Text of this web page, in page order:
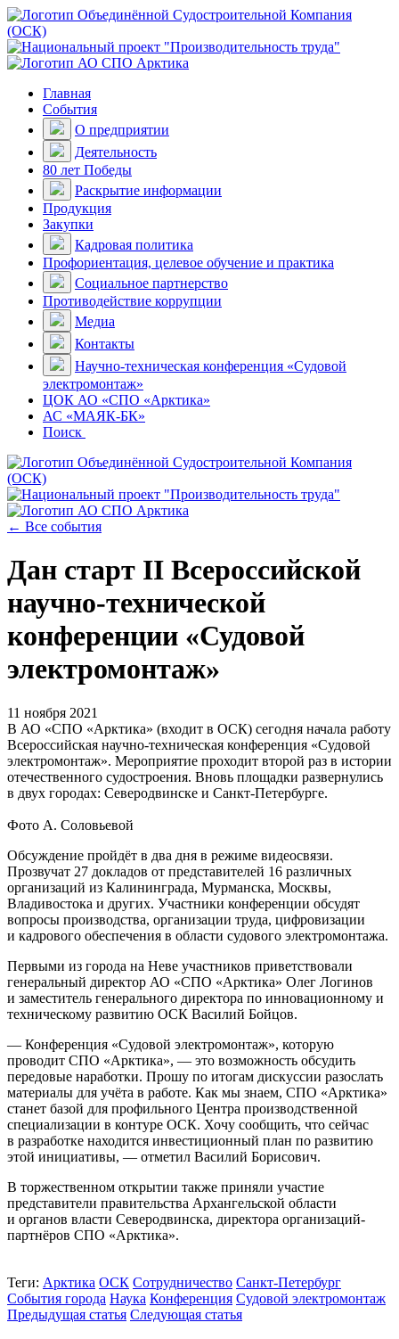
Главная
События
О предприятии
Деятельность
80 лет Победы
Раскрытие информации
Продукция
Закупки
Кадровая политика
Профориентация, целевое обучение и практика
Социальное партнерство
Противодействие коррупции
Медиа
Контакты
Научно-техническая конференция «Судовой
электромонтаж»
ЦОК АО «СПО «Арктика»
АС «МАЯК-БК»
Поиск
← Все события
Дан старт II Всероссийской
научно-технической
конференции «Судовой
электромонтаж»
11 ноября 2021
В АО «СПО «Арктика» (входит в ОСК) сегодня начала работу
Всероссийская научно-техническая конференция «Судовой
электромонтаж». Мероприятие проходит второй раз в истории
отечественного судостроения. Вновь площадки развернулись
в двух городах: Северодвинске и Санкт-Петербурге.
Фото А. Соловьевой
Обсуждение пройдёт в два дня в режиме видеосвязи.
Прозвучат 27 докладов от представителей 16 различных
организаций из Калининграда, Мурманска, Москвы,
Владивостока и других. Участники конференции обсудят
вопросы производства, организации труда, цифровизации
и кадрового обеспечения в области судового электромонтажа.
Первыми из города на Неве участников приветствовали
генеральный директор АО «СПО «Арктика» Олег Логинов
и заместитель генерального директора по инновационному и
техническому развитию ОСК Василий Бойцов.
— Конференция «Судовой электромонтаж», которую
проводит СПО «Арктика», — это возможность обсудить
передовые наработки. Прошу по итогам дискуссии разослать
материалы для учёта в работе. Как мы знаем, СПО «Арктика»
станет базой для профильного Центра производственной
специализации в контуре ОСК. Хочу сообщить, что сейчас
в разработке находится инвестиционный план по развитию
этой инициативы, — отметил Василий Борисович.
В торжественном открытии также приняли участие
представители правительства Архангельской области
и органов власти Северодвинска, директора организаций-
партнёров СПО «Арктика».
Теги: Арктика ОСК Сотрудничество Санкт-Петербург
События города Наука Конференция Судовой электромонтаж
Предыдущая статья Следующая статья